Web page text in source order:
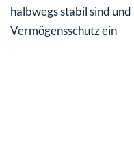
halbwegs stabil sind
Vermögensschutz ein